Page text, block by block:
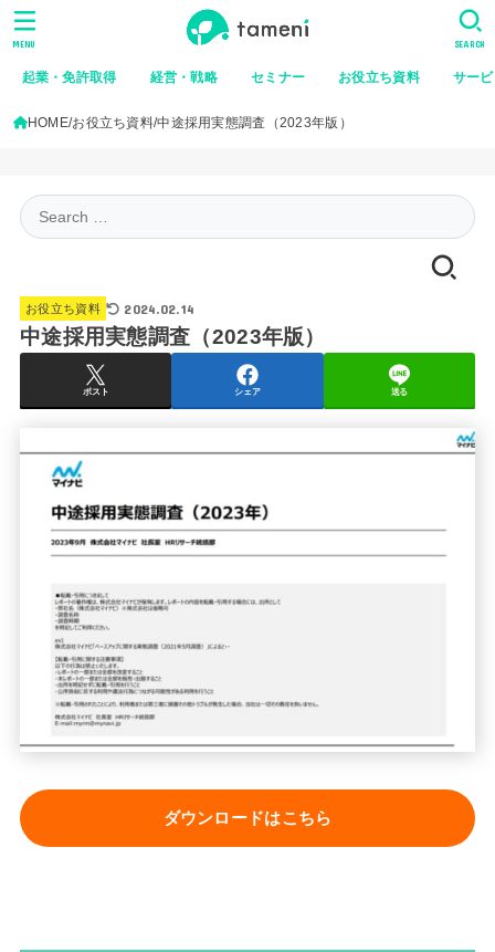
起業・免許取得 経営・戦略 セミナー お役立ち資料 サー
SEARCH
MENU
HOME お役立ち資料 中途採用実態調査（2023年版）
for:
お役立ち資料 2024.02.14
中途採用実態調査（2023年版）
ポスト シェア 送る
ダウンロードはこちら